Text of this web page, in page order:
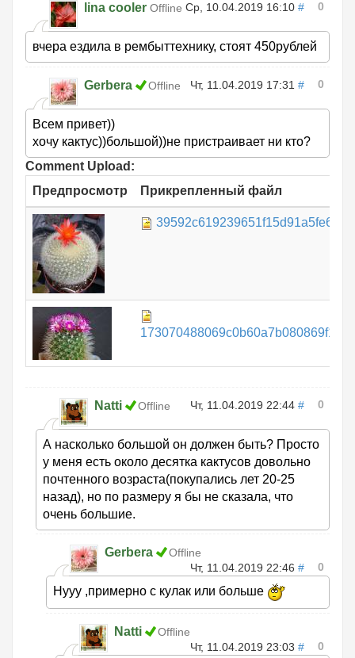
lina cooler Offline Ср, 10.04.2019 16:10 # 0
вчера ездила в рембыттехнику, стоят 450рублей
Gerbera Offline Чт, 11.04.2019 17:31 # 0
Всем привет))
хочу кактус))большой))не пристраивает ни кто?
Comment Upload:
Предпросмотр
Прикрепленный файл
Natti Offline Чт, 11.04.2019 22:44 # 0
А насколько большой он должен быть? Просто
у меня есть около десятка кактусов довольно
почтенного возраста(покупались лет 20-25
назад), но по размеру я бы не сказала, что
очень большие.
Gerbera
Offline
Чт, 11.04.2019 22:46 # 0
Нууу ,примерно с кулак или больше
Natti
Offline
Чт, 11.04.2019 23:03 # 0